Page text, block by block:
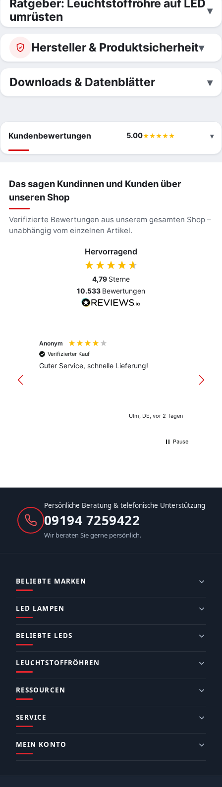
Ratgeber: Leuchtstoffröhre auf LED
umrüsten
Hersteller & Produktsicherheit
Downloads & Datenblätter
Kundenbewertungen 5.00
Das sagen Kundinnen und Kunden über
unseren Shop
Verifizierte Bewertungen aus unserem gesamten Shop –
unabhängig vom einzelnen Artikel.
Hervorragend
4,79 Sterne
10.533 Bewertungen
Anonym
Verifizierter Kauf
Guter Service, schnelle Lieferung!
Ulm, DE, vor 2 Tagen
Pause
Persönliche Beratung & telefonische Unterstützung
09194 7259422
Wir beraten Sie gerne persönlich.
BELIEBTE MARKEN
LED LAMPEN
BELIEBTE LEDS
LEUCHTSTOFFRÖHREN
RESSOURCEN
SERVICE
MEIN KONTO